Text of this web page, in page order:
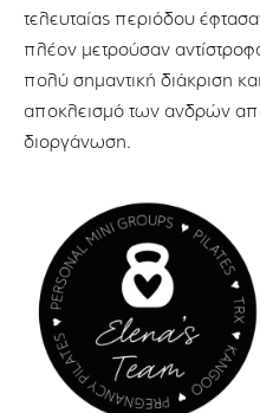
τελευταίας περιόδου
πλέον μετρούσαν
πολύ σημαντική διάκριση
αποκλεισμό των ανδρών από
διοργάνωση.